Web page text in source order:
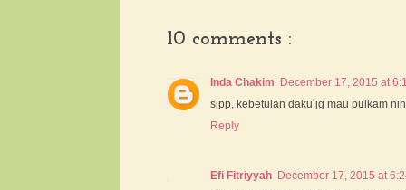
10 comments :
Inda Chakim
December 17, 2015 at
sipp, kebetulan daku jg mau pulkam
Reply
Efi Fitriyyah December 17, 2015 at